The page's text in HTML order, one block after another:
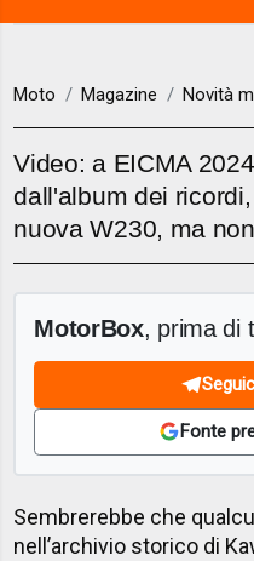
Moto Magazine Novità
Video: a EICMA
dall'album dei
nuova W230, ma
MotorBox, prima di
Fonte
Sembrerebbe che
nell’archivio storico di